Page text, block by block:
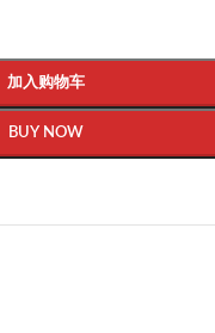
加入购物车
BUY NOW